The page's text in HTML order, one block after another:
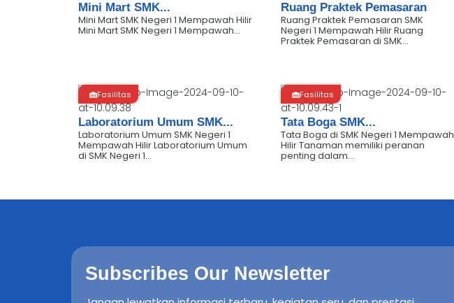
Mini Mart SMK...
Mini Mart SMK Negeri 1 Mempawah Hilir
Mini Mart SMK Negeri 1 Mempawah...
Ruang Praktek Pemasaran
Ruang Praktek Pemasaran SMK
Negeri 1 Mempawah Hilir Ruang
Praktek Pemasaran di SMK...
Fasilitas
Laboratorium Umum SMK...
Laboratorium Umum SMK Negeri 1
Mempawah Hilir Laboratorium Umum
di SMK Negeri 1...
Fasilitas
Tata Boga SMK...
Tata Boga di SMK Negeri 1 Mempawah
Hilir Tanaman memiliki peranan
penting dalam...
Subscribes Our Newsletter